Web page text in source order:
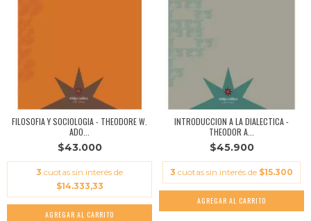
FILOSOFIA Y SOCIOLOGIA - THEODORE W.
ADO...
$43.000
3 cuotas sin interés de
$14.333,33
INTRODUCCION A LA DIALECTICA -
THEODOR A...
$45.900
3 cuotas sin interés de $15.300